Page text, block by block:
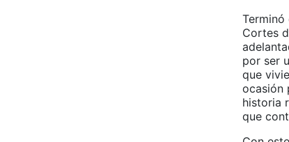
Cortes
por ser
que
ocasión
historia
que